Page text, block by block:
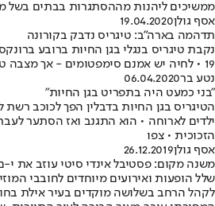
ממשיכים ליהנות מההסתגרות בבתים בשל
אסף גולן19.04.2020
תדהמה בארה"ב: טיגריס נדבק בקורונה
19 • לחיה יש אמנם סימפטומים - אך מצבה טוב
נטע בר06.04.2020
"בני כמעט היה בתפריט בגן החיות"
הטיגריס בגן החיות בדבלין הפך לכוכב
ילדים לארוחה • הוא התגנב ואז הסתער
הזכוכית • צפו
אסף גולן26.12.2019
משנה מקום: פסטיבל אינדי סיטי עוזב את י-
שלל הופעות ואירועים מיוחדים לחובבי
לקהל הרחב בשלושה מוקדים בעיר אילת